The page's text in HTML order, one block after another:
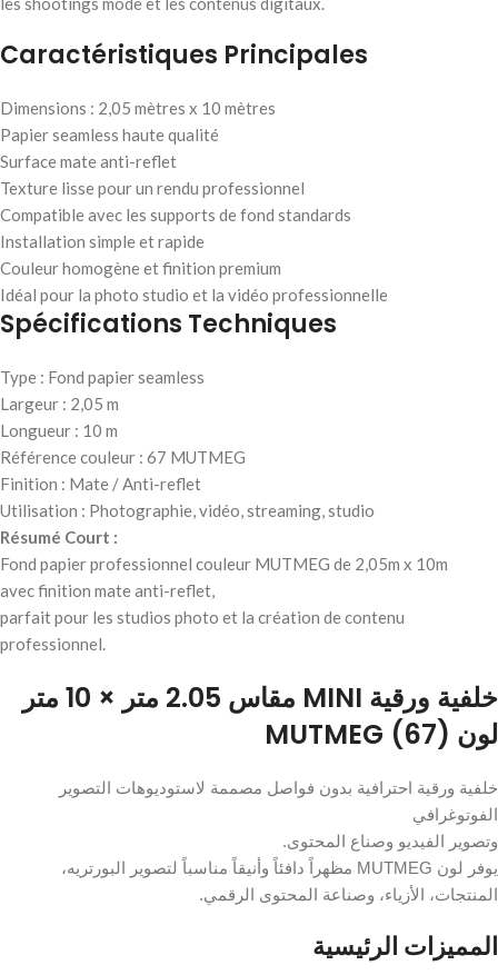
Caractéristiques Principales
Dimensions : 2,05 mètres x 10 mètres
Papier seamless haute qualité
Surface mate anti-reflet
Texture lisse pour un rendu professionnel
Compatible avec les supports de fond standards
Installation simple et rapide
Couleur homogène et finition premium
Idéal pour la photo studio et la vidéo professionnelle
Spécifications Techniques
Type : Fond papier seamless
Largeur : 2,05 m
Longueur : 10 m
Référence couleur : 67 MUTMEG
Finition : Mate / Anti-reflet
Utilisation : Photographie, vidéo, streaming, studio
Résumé Court :
Fond papier professionnel couleur MUTMEG de 2,05m x 10m
avec finition mate anti-reflet,
parfait pour les studios photo et la création de contenu
professionnel.
خلفية ورقية MINI مقاس 2.05 متر × 10 متر
لون MUTMEG (67)
خلفية ورقية احترافية بدون فواصل مصممة لاستوديوهات التصوير
الفوتوغرافي
وتصوير الفيديو وصناع المحتوى.
يوفر لون MUTMEG مظهراً دافئاً وأنيقاً مناسباً لتصوير البورتريه،
المنتجات، الأزياء، وصناعة المحتوى الرقمي.
المميزات الرئيسية